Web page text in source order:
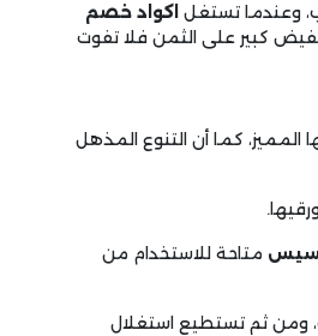
وعندما تستغل اكواد خصم
كبير على الثمن فلا تفوت
المميز، كما أن التنوع المذهل
متاحة للاستخدام من